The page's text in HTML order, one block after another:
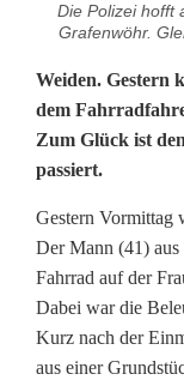
Die Polizei hofft
Grafenwöhr.
R
a
d
f
a
h
r
Weiden. Gestern
dem
Zum Glück ist
passiert.
Gestern Vormittag
Der Mann (41)
Fahrrad auf der
Dabei war die
Kurz nach der
aus einer